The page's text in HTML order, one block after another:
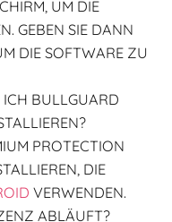
UM DIE
GEBEN SIE DANN I
DIE SOFTWARE ZU A
BULLGUARD
PROTECTION
DIE
VERWENDEN.
ABLÄUFT?